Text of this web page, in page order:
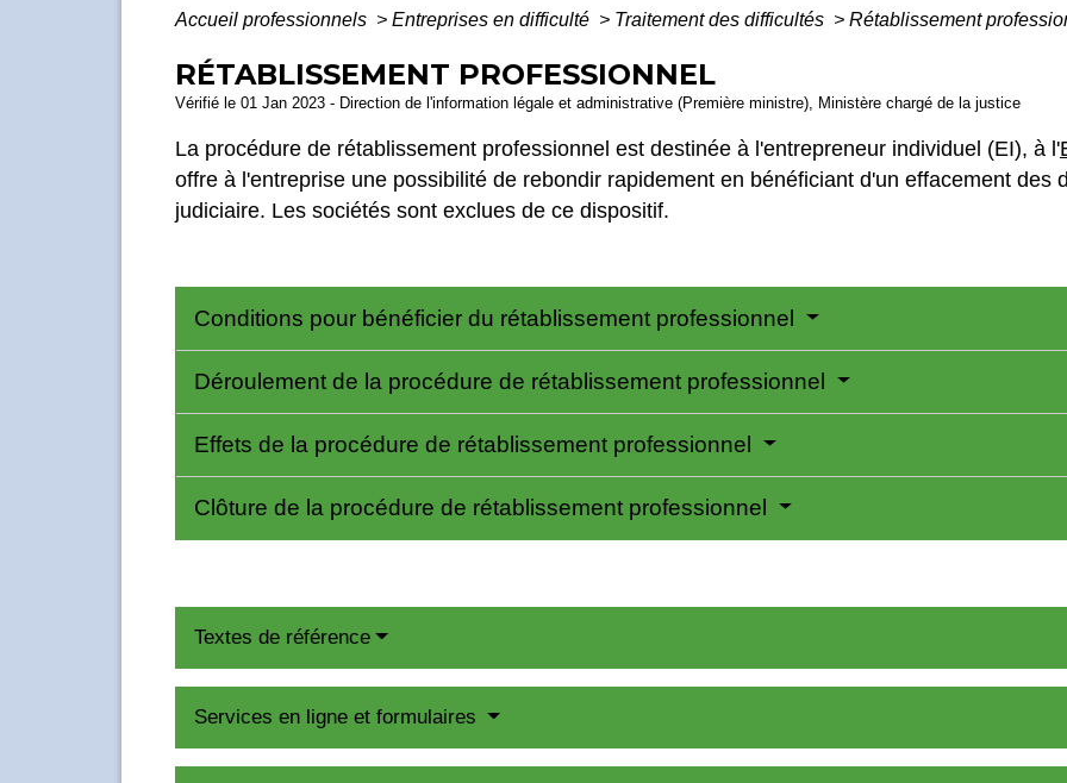
Accueil professionnels > Entreprises en difficulté > Traitement des difficultés > Rétablissement
RÉTABLISSEMENT PROFESSIONNEL
Vérifié le 01 Jan 2023 - Direction de l'information légale et administrative (Première ministre), Ministère chargé de la justice
La procédure de rétablissement professionnel est destinée à l'entrepreneur individuel (EI), à l'
offre à l'entreprise une possibilité de rebondir rapidement en bénéficiant d'un effacement des
judiciaire. Les sociétés sont exclues de ce dispositif.
Conditions pour bénéficier du rétablissement professionnel
Déroulement de la procédure de rétablissement professionnel
Effets de la procédure de rétablissement professionnel
Clôture de la procédure de rétablissement professionnel
Textes de référence
Services en ligne et formulaires